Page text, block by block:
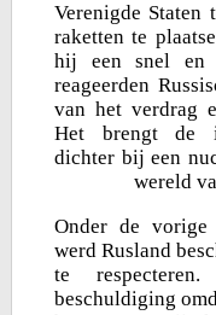
Verenigde Staten
raketten te
hij een snel en
reageerden
van het verdrag
Het brengt de
dichter bij een
wereld
Onder de
werd Rusland
te
beschuldiging